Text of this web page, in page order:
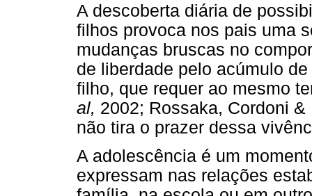
A descoberta diária de
filhos provoca nos pais uma
mudanças bruscas no
de liberdade pelo acúmulo
filho, que requer ao mesmo
al, 2002; Rossaka, Cordoni
não tira o prazer dessa
A adolescência é um
expressam nas relações